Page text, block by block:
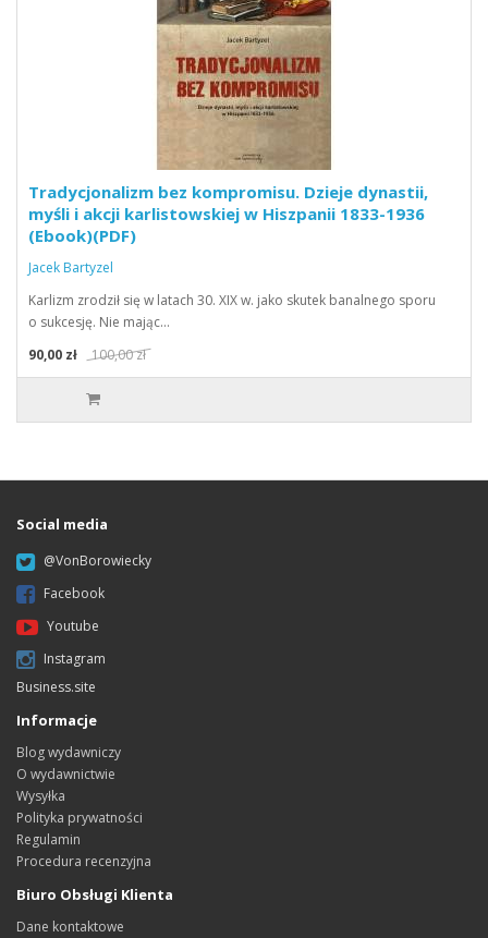
Tradycjonalizm bez kompromisu. Dzieje dynastii,
myśli i akcji karlistowskiej w Hiszpanii 1833-1936
(Ebook)(PDF)
Jacek Bartyzel
Karlizm zrodził się w latach 30. XIX w. jako skutek banalnego sporu
o sukcesję. Nie mając…
90,00 zł
100,00 zł
Social media
@VonBorowiecky
Facebook
Youtube
Instagram
Business.site
Informacje
Blog wydawniczy
O wydawnictwie
Wysyłka
Polityka prywatności
Regulamin
Procedura recenzyjna
Biuro Obsługi Klienta
Dane kontaktowe